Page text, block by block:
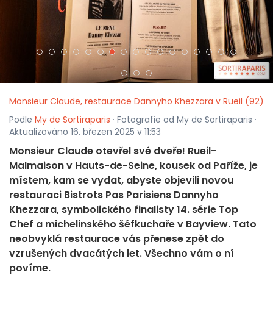
Monsieur Claude, restaurace Dannyho Khezzara v Rueil (92)
Podle My de Sortiraparis · Fotografie od My de Sortiraparis ·
Aktualizováno 16. březen 2025 v 11:53
Monsieur Claude otevřel své dveře! Rueil-
Malmaison v Hauts-de-Seine, kousek od Paříže, je
místem, kam se vydat, abyste objevili novou
restauraci Bistrots Pas Parisiens Dannyho
Khezzara, symbolického finalisty 14. série Top
Chef a michelinského šéfkuchaře v Bayview. Tato
neobvyklá restaurace vás přenese zpět do
vzrušených dvacátých let. Všechno vám o ní
povíme.